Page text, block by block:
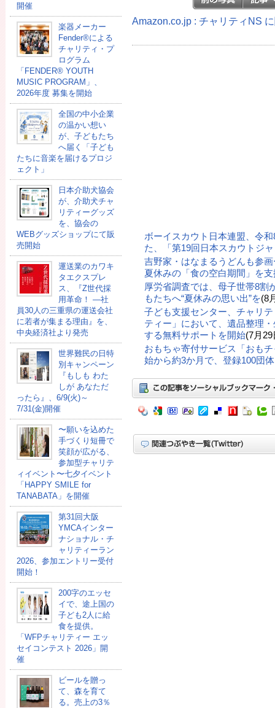
開催
楽器メーカー
Fender®による
チャリティ・プ
ログラム
「FENDER®︎ YOUTH
MUSIC PROGRAM」、
2026年度 募集を開始
全国の中小企業
の温かい想い
が、子どもたち
へ届く「子ども
たちに音楽を届けるプロジ
ェクト」
日本介助犬協会
が、介助犬チャ
リティーグッズ
を、協会の
WEBグッズショップにて販
売開始
運送業のカワキ
タエクスプレ
ス、『Z世代採
用革命！ ―社
員30人の三重県の運送会社
に若者が集まる理由』を、
中央経済社より発売
世界難民の日特
別キャンペーン
『もしも わた
しが あなただ
ったら』、6/9(火)～
7/31(金)開催
〜願いを込めた
手づくり短冊で
笑顔が広がる、
参加型チャリテ
ィイベント〜七夕イベント
「HAPPY SMILE for
TANABATA」を開催
第31回大阪
YMCAインター
ナショナル・チ
ャリティーラン
2026、参加エントリー受付
開始！
200字のエッセ
イで、途上国の
子ども2人に給
食を提供。
「WFPチャリティー エッ
セイコンテスト 2026」開
催
ビールを贈っ
て、森を育て
る。売上の3％
Amazon.co.jp : チャリティNS
ボーイスカウト日本連盟、令
た、「第19回日本スカウトジ
吉野家・はなまるうどんも参
夏休みの「食の空白期間」を支
厚労省調査では、母子世帯8割
もたちへ“夏休みの思い出”を(8
子ども支援センター、チャリ
ティー」において、遺品整理
する無料サポートを開始(7月29
おもちゃ寄付サービス「おも
始から約3か月で、登録100団